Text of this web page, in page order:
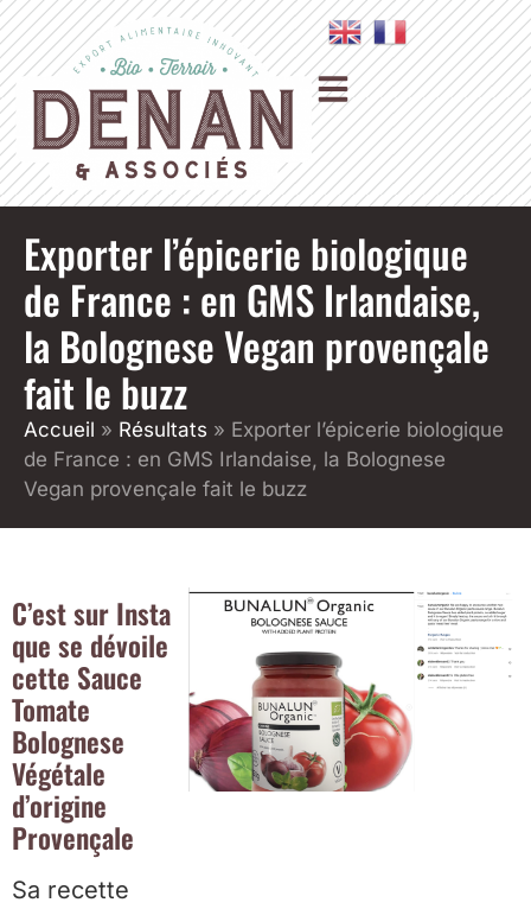
Exporter l’épicerie biologique
de France : en GMS Irlandaise,
la Bolognese Vegan provençale
fait le buzz
Accueil » Résultats » Exporter l’épicerie biologique
de France : en GMS Irlandaise, la Bolognese
Vegan provençale fait le buzz
C’est sur Insta
que se dévoile
cette Sauce
Tomate
Bolognese
Végétale
d’origine
Provençale
Sa recette